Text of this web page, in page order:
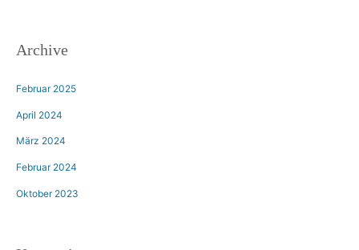
Archive
Februar 2025
April 2024
März 2024
Februar 2024
Oktober 2023